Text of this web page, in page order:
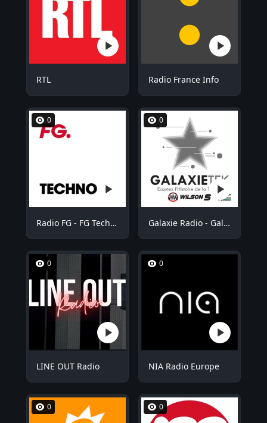
RTL Radio France Info
0
Radio FG - FG Techno
0
Galaxie Radio - GalaxieTek
0
LINE OUT Radio
0
NIA Radio Europe
0 0